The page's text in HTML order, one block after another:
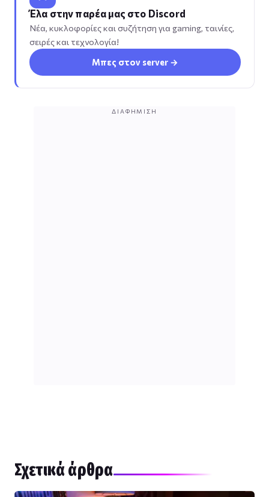
Έλα στην παρέα μας στο Discord
Νέα, κυκλοφορίες και συζήτηση για gaming, ταινίες,
σειρές και τεχνολογία!
Μπες στον server →
ΔΙΑΦΉΜΙΣΗ
Σχετικά άρθρα